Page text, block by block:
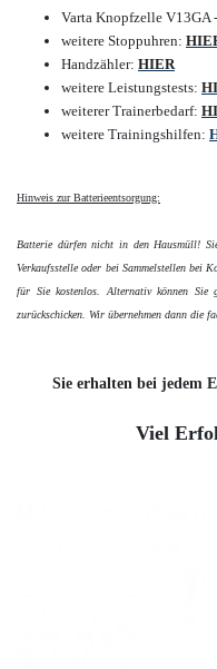
Varta Knopfzelle V13GA
weitere Stoppuhren:
Handzähler: HIER
weitere Leistungstests:
weiterer Trainerbedarf:
weitere Trainingshilfen:
Hinweis zur Batterieentsorgung:
Batterie dürfen nicht in den Hausmüll!
Verkaufsstelle oder bei Sammelstellen bei
für Sie kostenlos. Alternativ können Sie
zurückschicken. Wir übernehmen dann die
Sie erhalten bei jedem
Viel